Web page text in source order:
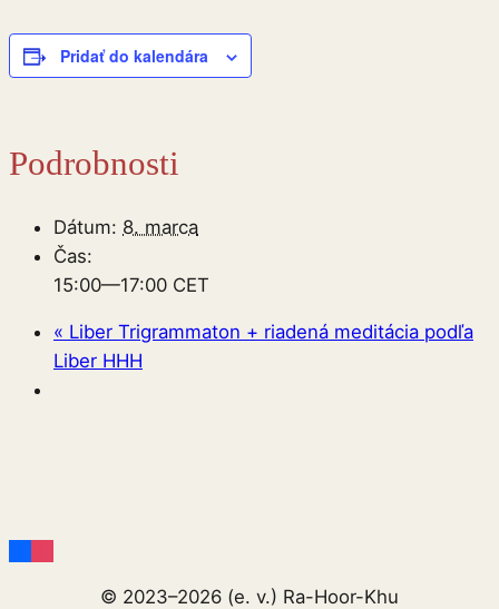
Pridať do kalendára
Podrobnosti
Dátum: 8. marca
Čas:
15:00—17:00 CET
« Liber Trigrammaton + riadená meditácia podľa
Liber HHH
© 2023–2026 (e. v.) Ra-Hoor-Khu